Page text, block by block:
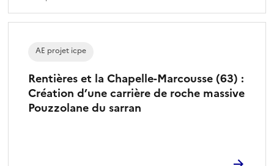
Rentières et la Chapelle-Marcousse (63) :
Création d’une carrière de roche massive
Pouzzolane du sarran
AE projet icpe